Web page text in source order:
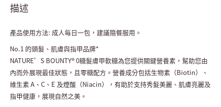
描述
產品使用方法: 成人每日一包，建議隨餐服用。
No.1 的頭髮、肌膚與指甲品牌*
NATURE’S BOUNTY® 0糖髮膚甲軟糖為您提供關鍵營養素，幫助您由
內而外展現最佳狀態，且零糖配方。營養成分包括生物素（Biotin）、
維生素 A、C、E 及煙酸（Niacin），有助於支持秀髮美麗、肌膚亮麗及
指甲健康，展現自然之美。